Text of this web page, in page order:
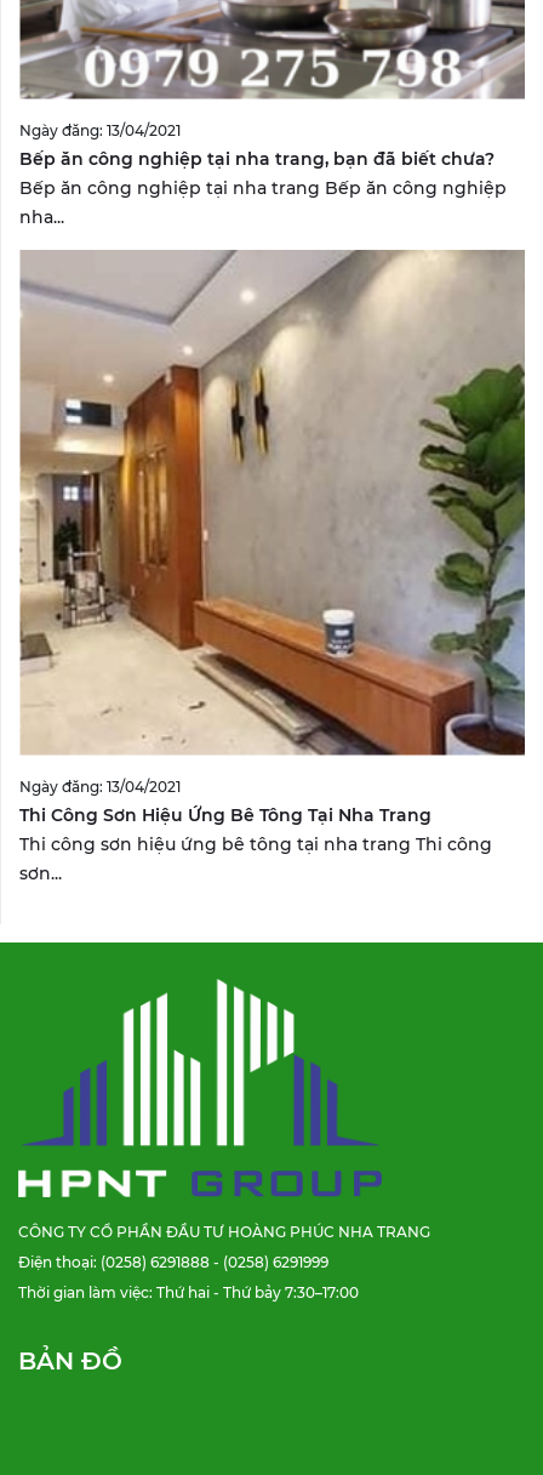
Ngày đăng: 13/04/2021
Bếp ăn công nghiệp tại nha trang, bạn đã biết chưa?
Bếp ăn công nghiệp tại nha trang Bếp ăn công nghiệp
nha...
Ngày đăng: 13/04/2021
Thi Công Sơn Hiệu Ứng Bê Tông Tại Nha Trang
Thi công sơn hiệu ứng bê tông tại nha trang Thi công
sơn...
CÔNG TY CỔ PHẦN ĐẦU TƯ HOÀNG PHÚC NHA TRANG
Điện thoại: (0258) 6291888 - (0258) 6291999
Thời gian làm việc: Thứ hai - Thứ bảy 7:30–17:00
BẢN ĐỒ